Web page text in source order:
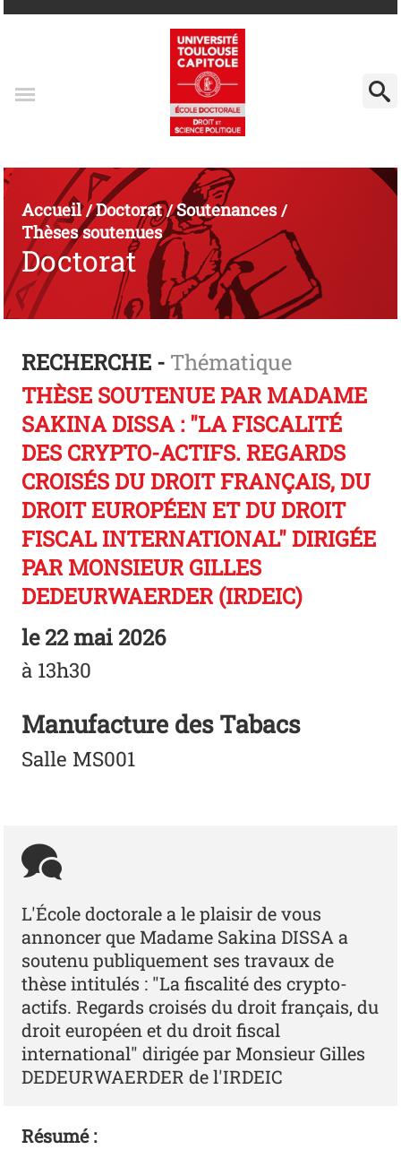
Accueil/Doctorat/Soutenances/
Thèses soutenues
Doctorat
RECHERCHE - Thématique
THÈSE SOUTENUE PAR MADAME
SAKINA DISSA : "LA FISCALITÉ
DES CRYPTO-ACTIFS. REGARDS
CROISÉS DU DROIT FRANÇAIS, DU
DROIT EUROPÉEN ET DU DROIT
FISCAL INTERNATIONAL" DIRIGÉE
PAR MONSIEUR GILLES
DEDEURWAERDER (IRDEIC)
le22 mai 2026
à 13h30
Manufacture des Tabacs
Salle MS001
L'École doctorale a le plaisir de vous
annoncer que Madame Sakina DISSA a
soutenu publiquement ses travaux de
thèse intitulés : "La fiscalité des crypto-
actifs. Regards croisés du droit français, du
droit européen et du droit fiscal
international" dirigée par Monsieur Gilles
DEDEURWAERDER de l'IRDEIC
Résumé :